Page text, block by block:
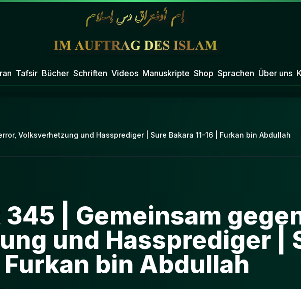
Tafsir Bücher Schriften Videos Manuskripte Shop Sprachen Über uns
Volksverhetzung und Hassprediger | Sure Bakara 11-16 | Furkan bin Abdullah
| Gemeinsam
und Hassprediger |
Furkan bin Abdullah